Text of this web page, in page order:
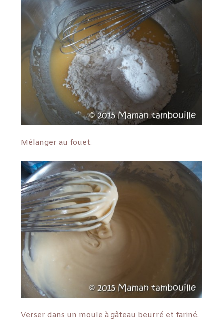
Mélanger au fouet.
Verser dans un moule à gâteau beurré et fariné.